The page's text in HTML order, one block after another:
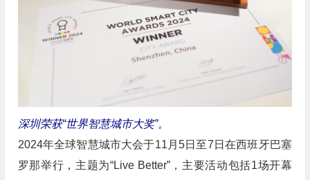
深圳荣获“世界智慧城市大奖”。
2024年全球智慧城市大会于11月5日至7日在西班牙巴塞
罗那举行，主题为“Live Better”，主要活动包括1场开幕